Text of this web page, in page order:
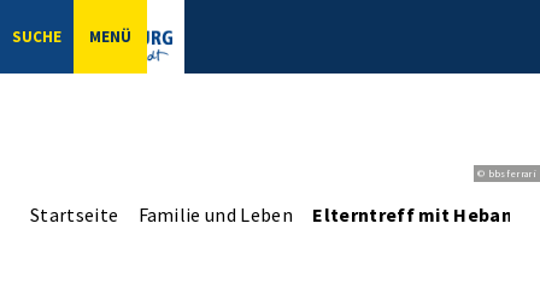
SUCHE MENÜ
© bbsferrari
Startseite Familie und Leben Elterntreff mit